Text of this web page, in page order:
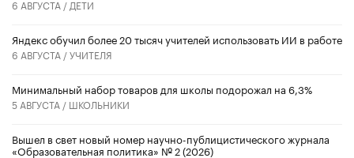
6 АВГУСТА / ДЕТИ
​Яндекс обучил более 20 тысяч учителей использовать ИИ в работе
6 АВГУСТА /УЧИТЕЛЯ
Минимальный набор товаров для школы подорожал на 6,3%
5 АВГУСТА / ШКОЛЬНИКИ
Вышел в свет новый номер научно-публицистического журнала
«Образовательная политика» № 2 (2026)